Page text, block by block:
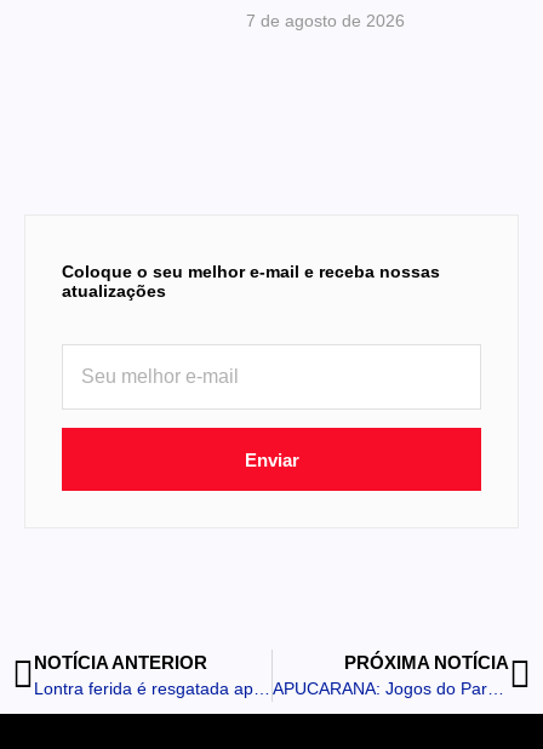
7 de agosto de 2026
Coloque o seu melhor e-mail e receba nossas
atualizações
Enviar
NOTÍCIA ANTERIOR PRÓXIMA NOTÍCIA
APUCARANA: Jogos do Paraná Bom de Bola será neste fim de semana